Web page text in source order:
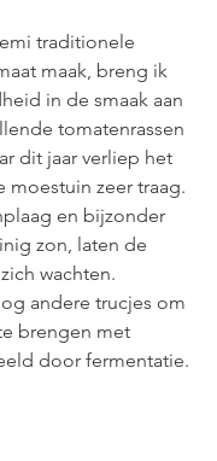
traditionele
maak, breng ik
in de smaak aan
tomatenrassen
dit jaar verliep het
moestuin zeer traag.
en bijzonder
zon, laten de
wachten.
andere trucjes om
brengen met
door fermentatie.